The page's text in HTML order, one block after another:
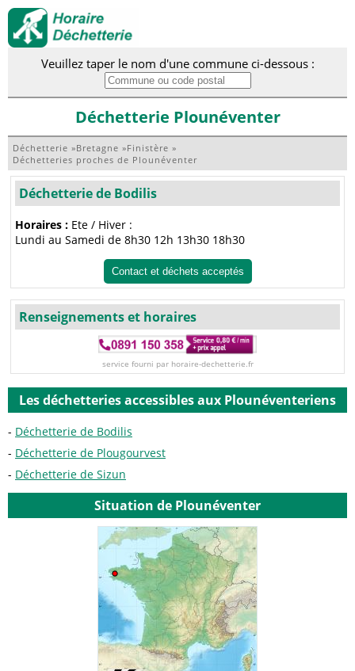
Veuillez taper le nom d'une commune ci-dessous :
Déchetterie Plounéventer
Déchetterie »Bretagne »Finistère »
Déchetteries proches de Plounéventer
Déchetterie de Bodilis
Horaires : Ete / Hiver :
Lundi au Samedi de 8h30 12h 13h30 18h30
Contact et déchets acceptés
Renseignements et horaires
service fourni par horaire-dechetterie.fr
Les déchetteries accessibles aux Plounéventeriens
Déchetterie de Bodilis
Déchetterie de Plougourvest
Déchetterie de Sizun
Situation de Plounéventer